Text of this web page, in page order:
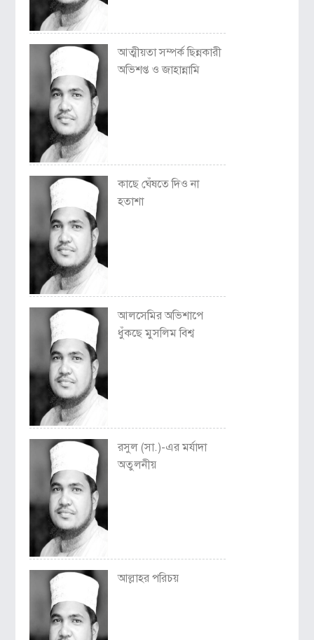
আত্মীয়তা সম্পর্ক ছিন্নকারী
অভিশপ্ত ও জাহান্নামি
কাছে ঘেঁষতে দিও না
হতাশা
আলসেমির অভিশাপে
ধুঁকছে মুসলিম বিশ্ব
রসুল (সা.)-এর মর্যাদা
অতুলনীয়
আল্লাহর পরিচয়